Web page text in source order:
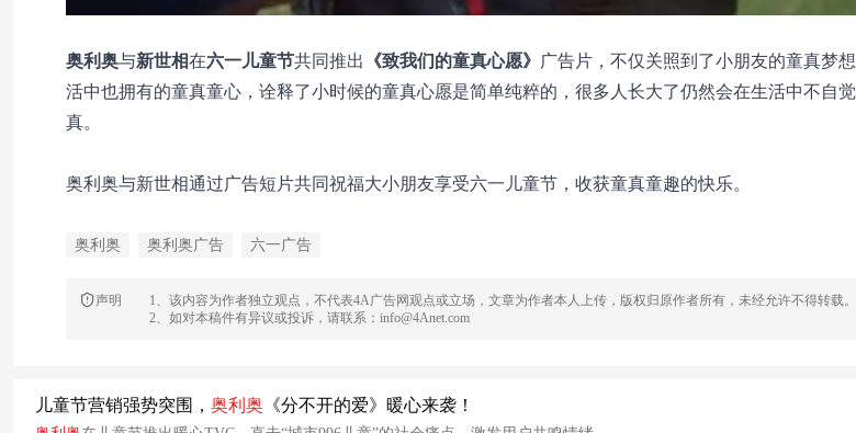
奥利奥与新世相在六一儿童节共同推出 《致我们的童真心愿》 广告片，不仅关照到了小朋友的童真梦
活中也拥有的童真童心，诠释了小时候的童真心愿是简单纯粹的，很多人长大了仍然会在生活中不自
真。
奥利奥与新世相通过广告短片共同祝福大小朋友享受六一儿童节，收获童真童趣的快乐。
奥利奥 奥利奥广告 六一广告
声明
1、该内容为作者独立观点，不代表4A广告网观点或立场，文章为作者本人上传，版权归原作者所有，未经允许不得转载。
2、如对本稿件有异议或投诉，请联系：info@4Anet.com
儿童节营销强势突围， 奥利 奥 《分不开的爱》暖心来袭！